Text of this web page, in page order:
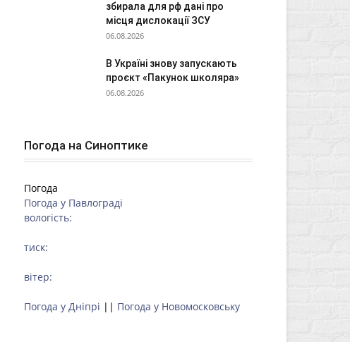
збирала для рф дані про
місця дислокації ЗСУ
06.08.2026
В Україні знову запускають
проєкт «Пакунок школяра»
06.08.2026
Погода на Синоптике
Погода
Погода у Павлограді
вологість:
тиск:
вітер:
Погода у Дніпрі || Погода у Новомосковську